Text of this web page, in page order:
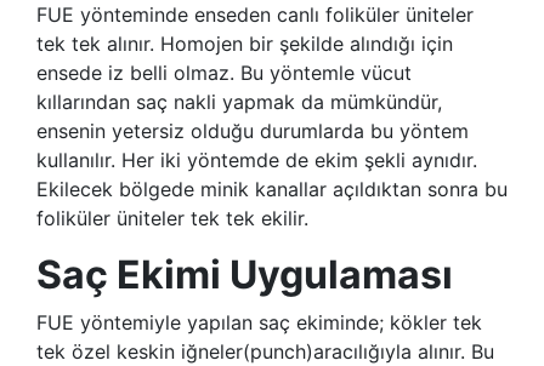
FUE yönteminde enseden canlı foliküler üniteler
tek tek alınır. Homojen bir şekilde alındığı için
ensede iz belli olmaz. Bu yöntemle vücut
kıllarından saç nakli yapmak da mümkündür,
ensenin yetersiz olduğu durumlarda bu yöntem
kullanılır. Her iki yöntemde de ekim şekli aynıdır.
Ekilecek bölgede minik kanallar açıldıktan sonra bu
foliküler üniteler tek tek ekilir.
Saç Ekimi Uygulaması
FUE yöntemiyle yapılan saç ekiminde; kökler tek
tek özel keskin iğneler(punch)aracılığıyla alınır. Bu